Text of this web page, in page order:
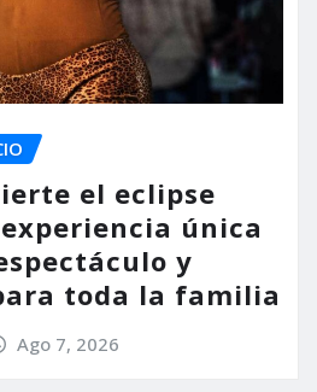
el eclipse
única
y
toda la familia
Ago 7, 2026